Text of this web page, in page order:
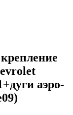
аэро-